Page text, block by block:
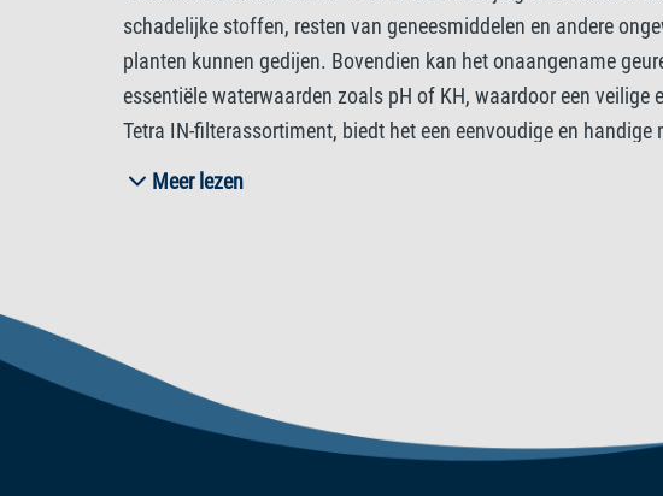
schadelijke stoffen, resten van geneesmiddelen en andere
planten kunnen gedijen. Bovendien kan het onaangename
essentiële waterwaarden zoals pH of KH, waardoor een
Tetra IN-filterassortiment, biedt het een eenvoudige en
verschillende aquariumopstellingen. Tetra Activated Carbon
Meer lezen